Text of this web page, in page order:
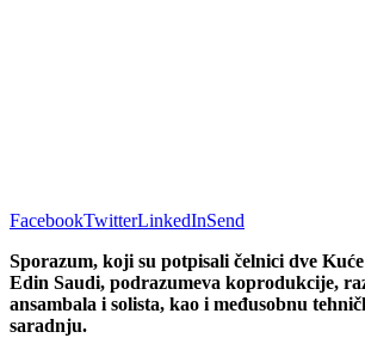
FacebookTwitterLinkedInSend
Sporazum, koji su potpisali čelnici dve
Edin Saudi, podrazumeva koprodukcije,
ansambala i solista, kao i međusobnu
saradnju.